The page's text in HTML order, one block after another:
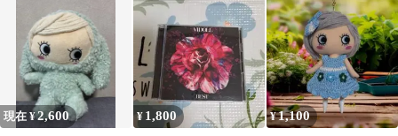
現在 ¥2,600 ¥ 1,800 ¥1,100